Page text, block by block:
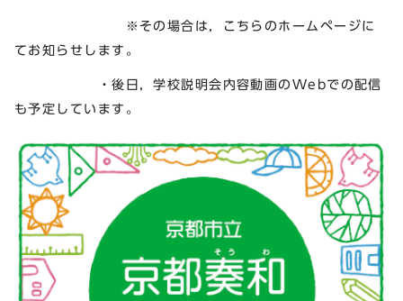
※その場合は，こちらのホームページに
てお知らせします。
・後日，学校説明会内容動画のWebでの配信
も予定しています。